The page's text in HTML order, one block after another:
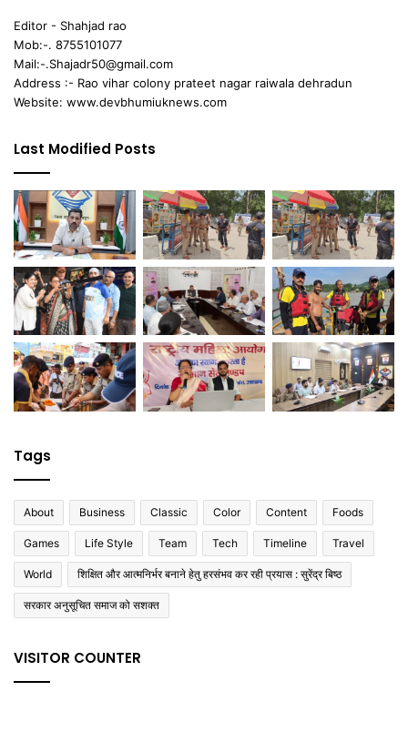
Editor - Shahjad rao
Mob:-. 8755101077
Mail:-.Shajadr50@gmail.com
Address :- Rao vihar colony prateet nagar raiwala dehradun
Website: www.devbhumiuknews.com
Last Modified Posts
Tags
About Business Classic Color Content Foods
Games Life Style Team Tech Timeline Travel
World शिक्षित और आत्मनिर्भर बनाने हेतु हरसंभव कर रही प्रयास : सुरेंद्र बिष्ठ
सरकार अनुसूचित समाज को सशक्त
VISITOR COUNTER